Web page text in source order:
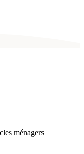
ménagers